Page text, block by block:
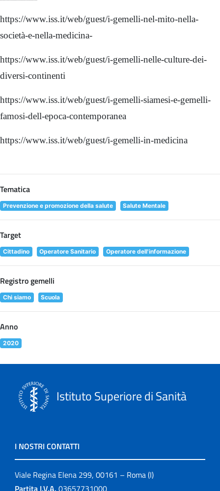
https://www.iss.it/web/guest/i-gemelli-nel-mito-nella-
società-e-nella-medicina-
https://www.iss.it/web/guest/i-gemelli-nelle-culture-dei-
diversi-continenti
https://www.iss.it/web/guest/i-gemelli-siamesi-e-gemelli-
famosi-dell-epoca-contemporanea
https://www.iss.it/web/guest/i-gemelli-in-medicina
Tematica
Prevenzione e promozione della salute Salute Mentale
Target
Cittadino Operatore Sanitario Operatore dell'informazione
Registro gemelli
Chi siamo Scuola
Anno
2020
Istituto Superiore di Sanità
I NOSTRI CONTATTI
Viale Regina Elena 299, 00161 – Roma (I)
Partita I.V.A. 03657731000